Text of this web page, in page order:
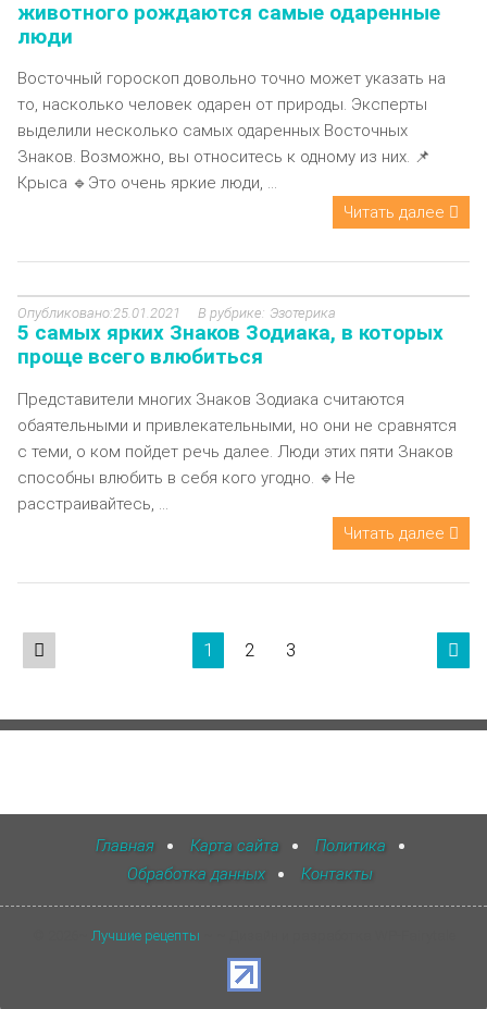
животного рождаются самые одаренные
люди
Восточный гороскоп довольно точно может указать на
то, насколько человек одарен от природы. Эксперты
выделили несколько самых одаренных Восточных
Знаков. Возможно, вы относитесь к одному из них. 📌
Крыса 🔹Это очень яркие люди, ...
Читать далее
25.01.2021 Эзотерика
5 самых ярких Знаков Зодиака, в которых
проще всего влюбиться
Представители многих Знаков Зодиака считаются
обаятельными и привлекательными, но они не сравнятся
с теми, о ком пойдет речь далее. Люди этих пяти Знаков
способны влюбить в себя кого угодно. 🔹Не
расстраивайтесь, ...
Читать далее
Пагинация
1 2 3 
Главная Карта сайта
Политика
Обработка данных
Контакты
Лучшие рецепты